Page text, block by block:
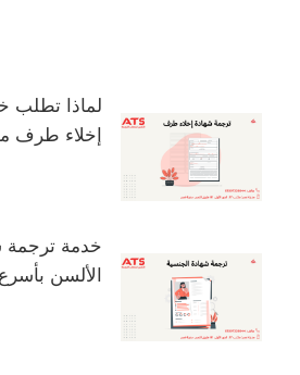
لماذا تطلب
إخلاء طرف
خدمة ترجمة
الألسن